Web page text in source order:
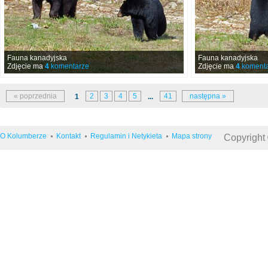
Fauna kanadyjska
Zdjęcie ma4 komentarze
Fauna kanadyjska
Zdjęcie ma4
« poprzednia 1 2 3 4 5 ... 41 następna »
O Kolumberze Kontakt Regulamin i Netykieta Mapa strony